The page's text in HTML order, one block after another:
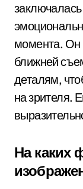
заключалась
момента. Он
ближней
деталям,
на зрителя.
На каких